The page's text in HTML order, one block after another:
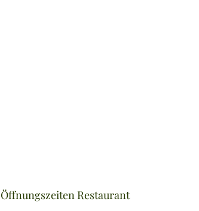
Öffnungszeiten Restaurant